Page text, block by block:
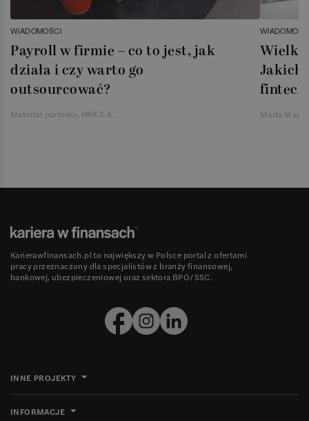
WIADOMOŚCI
Payroll w firmie – co to jest, jak
działa i czy warto go
outsourcować?
Materiał partnera, HRK S.A.
Jakich
Marta
Karierawfinansach.pl to największy w Polsce portal z ofertami
pracy przeznaczony dla specjalistów z branży finansowej,
bankowej, ubezpieczeniowej oraz sektora BPO/SSC.
INNE PROJEKTY
INFORMACJE